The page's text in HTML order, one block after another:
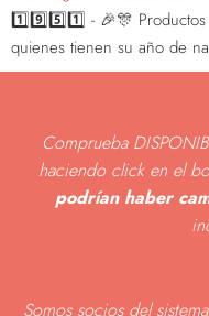
1️⃣9️⃣5️⃣1️⃣ - 🎉🎊
quienes tienen su año de
Comprueba
haciendo click en el
podrían haber
Somos socios del